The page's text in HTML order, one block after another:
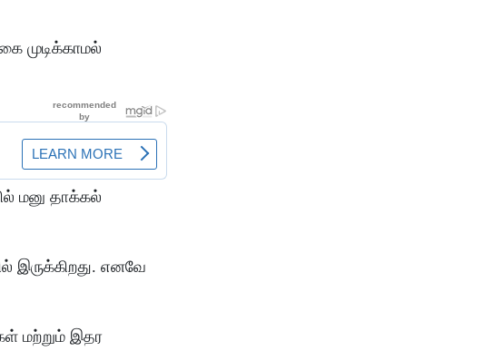
முடிக்காமல்
மனு தாக்கல்
இருக்கிறது. எனவே
மற்றும் இதர